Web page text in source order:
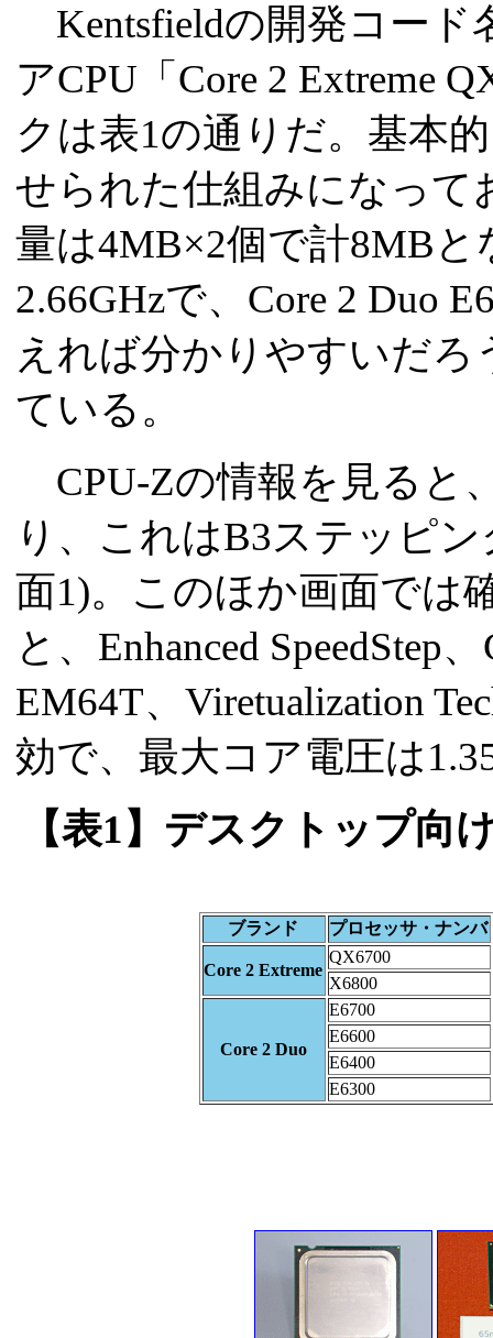
Kentsfieldの開発コード
アCPU「Core 2 Extreme
クは表1の通りだ。基本
せられた仕組みになって
量は4MB×2個で計8MB
2.66GHzで、Core 2 Duo
えれば分かりやすいだろ
ている。
CPU-Zの情報を見ると
り、これはB3ステッピ
面1)。このほか画面では
と、Enhanced
EM64T、Viretualization
効で、最大コア電圧は
【表1】デスクトップ向
ブランド プロセッサ・ナンバ
Core 2 Extreme
QX6700
X6800
Core 2 Duo
E6700
E6600
E6400
E6300